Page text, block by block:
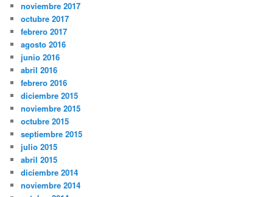
noviembre 2017
octubre 2017
febrero 2017
agosto 2016
junio 2016
abril 2016
febrero 2016
diciembre 2015
noviembre 2015
octubre 2015
septiembre 2015
julio 2015
abril 2015
diciembre 2014
noviembre 2014